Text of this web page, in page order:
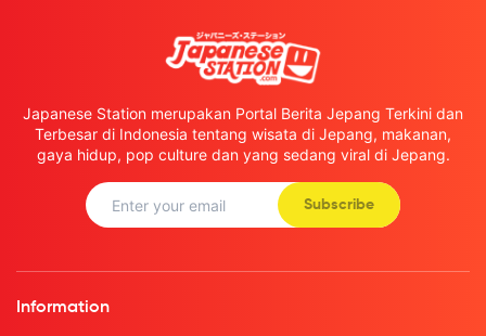
Japanese Station merupakan Portal Berita Jepang Terkini dan
Terbesar di Indonesia tentang wisata di Jepang, makanan,
gaya hidup, pop culture dan yang sedang viral di Jepang.
Subscribe
Information